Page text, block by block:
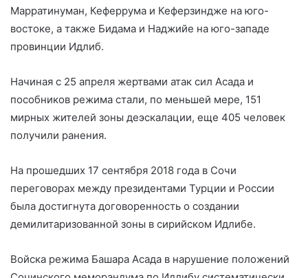
Марратинуман, Кеферрума и Кеферзиндже на юго-
востоке, а также Бидама и Наджийе на юго-западе
провинции Идлиб.
Начиная с 25 апреля жертвами атак сил Асада и
пособников режима стали, по меньшей мере, 151
мирных жителей зоны деэскалации, еще 405 человек
получили ранения.
На прошедших 17 сентября 2018 года в Сочи
переговорах между президентами Турции и России
была достигнута договоренность о создании
демилитаризованной зоны в сирийском Идлибе.
Войска режима Башара Асада в нарушение положений